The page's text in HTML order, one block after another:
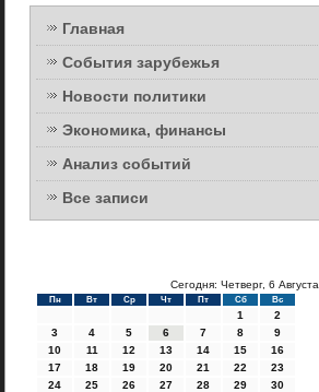
Главная
События зарубежья
Новости политики
Экономика, финансы
Анализ событий
Все записи
Сегодня: Четверг, 6 Августа
Пн Вт Ср Чт Пт Сб Вс
1
2
3
4 5 6 7 8
9
10
11 12 13 14 15
16
17
18 19 20 21 22
23
24
25 26 27 28 29
30